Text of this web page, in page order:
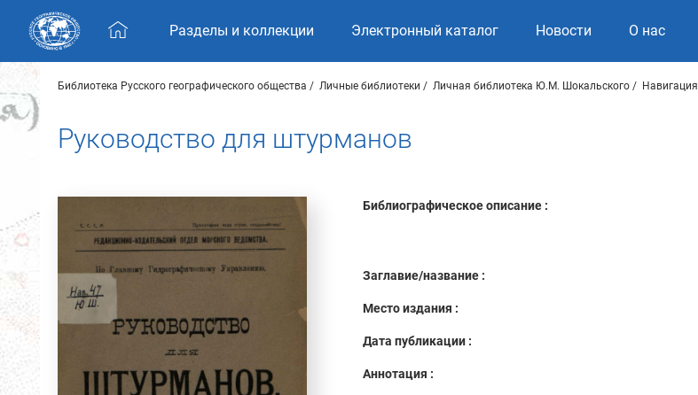
Skip navigation
Разделы и коллекции Электронный каталог Новости О нас
Библиотека Русского географического общества Личные библиотеки Личная библиотека Ю.М. Шокальского Навигация
Руководство для штурманов
Библиографическое описание :
Заглавие/название :
Место издания :
Дата публикации :
Аннотация :